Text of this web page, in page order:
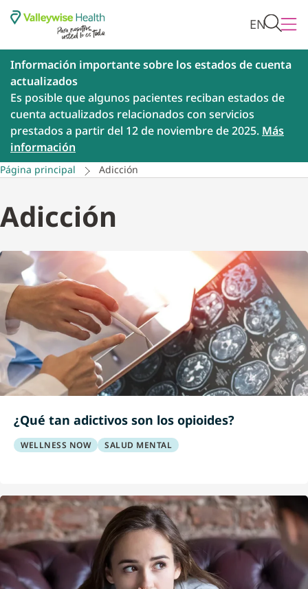
EN
Información importante sobre los estados de cuenta
actualizados
Es posible que algunos pacientes reciban estados de
cuenta actualizados relacionados con servicios
prestados a partir del 12 de noviembre de 2025. Más
información
Página principal Adicción
Adicción
¿Qué tan adictivos son los opioides?
WELLNESS NOW SALUD MENTAL